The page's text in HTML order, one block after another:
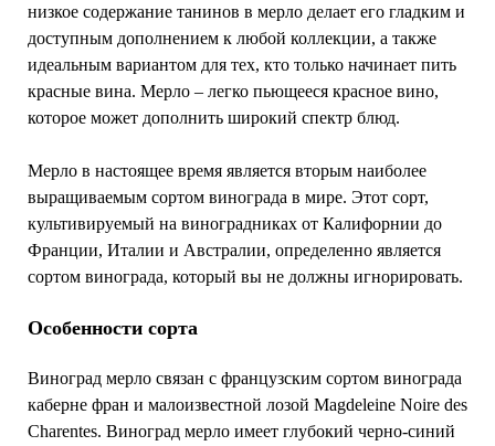
низкое содержание танинов в мерло делает его гладким и
доступным дополнением к любой коллекции, а также
идеальным вариантом для тех, кто только начинает пить
красные вина. Мерло – легко пьющееся красное вино,
которое может дополнить широкий спектр блюд.
Мерло в настоящее время является вторым наиболее
выращиваемым сортом винограда в мире. Этот сорт,
культивируемый на виноградниках от Калифорнии до
Франции, Италии и Австралии, определенно является
сортом винограда, который вы не должны игнорировать.
Особенности сорта
Виноград мерло связан с французским сортом винограда
каберне фран и малоизвестной лозой Magdeleine Noire des
Charentes. Виноград мерло имеет глубокий черно-синий